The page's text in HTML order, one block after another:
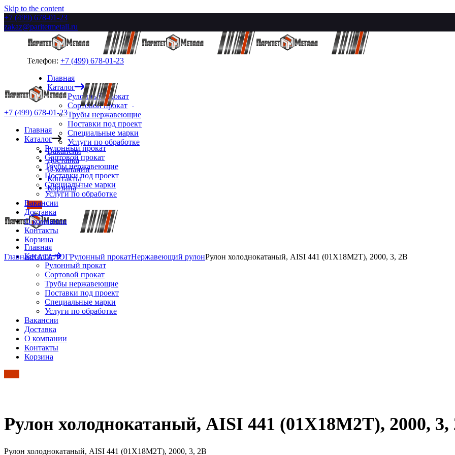
Skip to the content
+7 (499) 678-01-23
zakaz@paritetmetall.ru
Телефон: +7 (499) 678-01-23
Главная
Каталог
Рулонный прокат
Сортовой прокат
Трубы нержавеющие
Поставки под проект
Специальные марки
Услуги по обработке
Вакансии
Доставка
О компании
Контакты
Корзина
Главная
Каталог
Рулонный прокат
Сортовой прокат
Трубы нержавеющие
Поставки под проект
Специальные марки
Услуги по обработке
Вакансии
Доставка
О компании
Контакты
Корзина
+7 (499) 678-01-23
Главная
Каталог
Рулонный прокат
Сортовой прокат
Трубы нержавеющие
Поставки под проект
Специальные марки
Услуги по обработке
Вакансии
Доставка
О компании
Контакты
Корзина
ГлавнаяКАТАЛОГРулонный прокатНержавеющий рулонРулон холоднокатаный, AISI 441 (01Х18М2Т), 2000, 3, 2B
Рулон холоднокатаный, AISI 441 (01Х18М2Т), 2000, 3,
Рулон холоднокатаный, AISI 441 (01Х18М2Т), 2000, 3, 2B